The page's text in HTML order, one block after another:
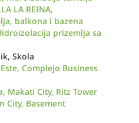
LA REINA,
balkona i bazena
prizemlja sa
Skola
Complejo Business
Makati City, Ritz Tower
City, Basement